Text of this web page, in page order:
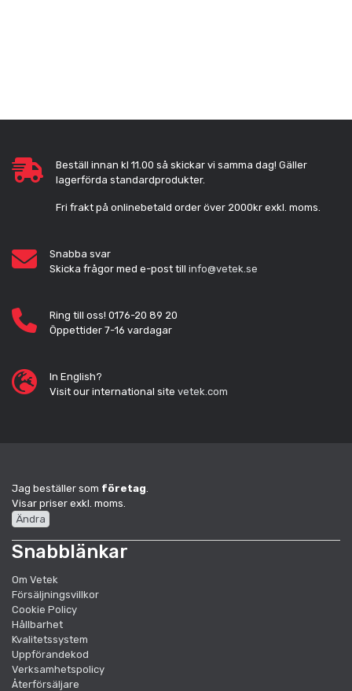
Beställ innan kl 11.00 så skickar vi samma dag! Gäller
lagerförda standardprodukter.
Fri frakt på onlinebetald order över 2000kr exkl. moms.
Snabba svar
Skicka frågor med e-post till info@vetek.se
Ring till oss! 0176-20 89 20
Öppettider 7-16 vardagar
In English?
Visit our international site vetek.com
Jag beställer som företag
Visar priser exkl. moms.
Ändra
Snabblänkar
Om Vetek
Försäljningsvillkor
Cookie Policy
Hållbarhet
Kvalitetssystem
Uppförandekod
Verksamhetspolicy
Återförsäljare